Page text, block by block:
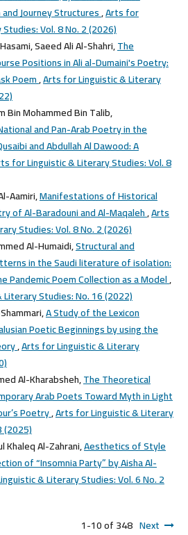
Journey Structures,Arts for
Vol. 8 No. 2 (2026)
Saeed Ali Al-Shahri,The
Positions in Ali al-Dumaini's Poetry:
Poem,Arts for Linguistic & Literary
Bin Mohammed Bin Talib,
and Pan-Arab Poetry in the
and Abdullah Al Dawood: A
for Linguistic & Literary Studies: Vol. 8
Aamiri,Manifestations of Historical
of Al-Baradouni and Al-Maqaleh,Arts
Studies: Vol. 8 No. 2 (2026)
Al-Humaidi,Structural and
in the Saudi literature of isolation:
Pandemic Poem Collection as a Model,
Studies: No. 16 (2022)
A Study of the Lexicon
Poetic Beginnings by using the
,Arts for Linguistic & Literary
Al-Kharabsheh,The Theoretical
Arab Poets Toward Myth in Light
Poetry,Arts for Linguistic & Literary
(2025)
Khaleq Al-Zahrani,Aesthetics of Style
of “Insomnia Party” by Aisha Al-
& Literary Studies: Vol. 6 No. 2
1-10 of 348 Next